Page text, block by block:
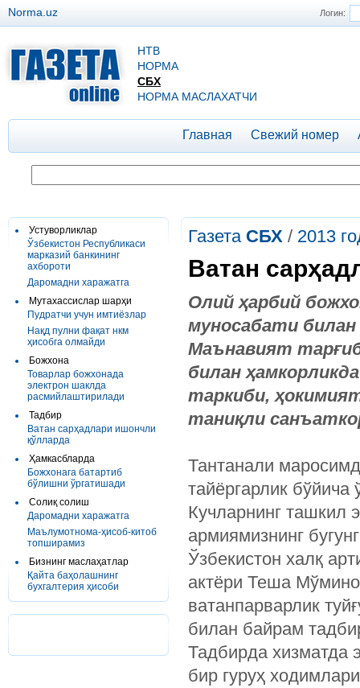
Логин:
Norma.uz
НТВ
НОРМА
СБХ
НОРМА МАСЛАХАТЧИ
Главная Свежий номер
Устуворликлар
Ўзбекистон Республикаси
марказий банкининг
ахбороти
Даромадни харажатга
Мутахассислар шарҳи
Пудратчи учун имтиёзлар
Нақд пулни фақат нкм
ҳисобга олмайди
Божхона
Товарлар божхонада
электрон шаклда
расмийлаштирилади
Тадбир
Ватан сарҳадлари ишончли
қўлларда
Ҳамкасбларда
Божхонага батартиб
бўлишни ўргатишади
Солиқ солиш
Даромадни харажатга
Маълумотнома-ҳисоб-китоб
топширамиз
Бизнинг маслаҳатлар
Қайта баҳолашнинг
бухгалтерия ҳисоби
Газета СБХ / 2013
Ватан
Олий ҳарбий
муносабати
Маънавият
билан
таркиби,
таниқли
Тантанали
тайёргарлик
Кучларнинг ташкил
армиямизнинг
Ўзбекистон халқ
актёри Теша
ватанпарварлик
билан байрам
Тадбирда хизматда
бир гуруҳ